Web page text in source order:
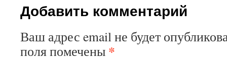
Добавить комментарий
Ваш адрес email не будет
поля помечены *